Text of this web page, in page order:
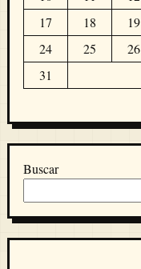
17
18 19
24
25 26
31
Buscar